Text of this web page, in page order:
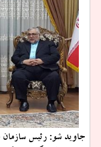
جاوید شو: رئیس سازمان